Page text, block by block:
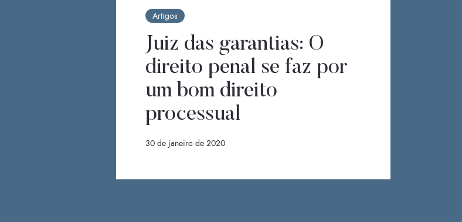
Artigos
Juiz das garantias: O
direito penal se faz por
um bom direito
processual
30 de janeiro de 2020